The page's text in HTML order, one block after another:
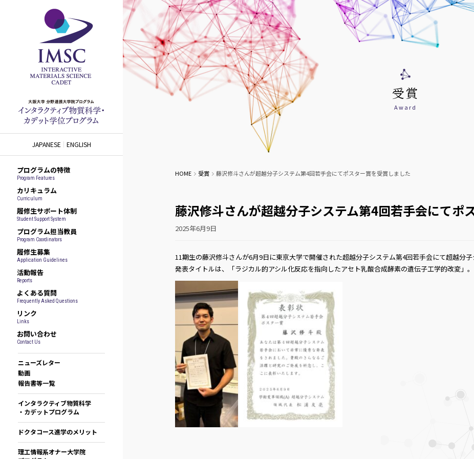
JAPANESE ENGLISH
プログラムの特徴
Program Features
カリキュラム
Curriculum
履修生サポート体制
Student Support System
プログラム担当教員
Program Coordinators
履修生募集
Application Guidelines
活動報告
Reports
よくある質問
Frequently Asked Questions
リンク
Links
お問い合わせ
Contact Us
ニューズレター
動画
報告書等一覧
インタラクティブ物質科学
・カデットプログラム
ドクタコース進学のメリット
理工情報系オナー大学院
受賞
Award
HOME 受賞 藤沢修斗さんが超越分子システム第4回若手会にてポスター賞を受賞しました
藤沢修斗さんが超越分子システム第4回若手会にてポ
2025年6月9日
11期生の藤沢修斗さんが6月9日に東京大学で開催された超越分子システム第4回若手会にて超越分
発表タイトルは、「ラジカル的アシル化反応を指向したアセト乳酸合成酵素の遺伝子工学的改変」。